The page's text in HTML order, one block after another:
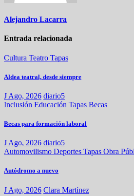
Alejandro Lacarra
Entrada relacionada
Cultura Teatro Tapas
Aldea teatral, desde siempre
J Ago, 2026 diario5
Inclusión Educación Tapas Becas
Becas para formación laboral
J Ago, 2026 diario5
Automovilismo Deportes Tapas Obra
Autódromo a nuevo
J Ago, 2026 Clara Martínez